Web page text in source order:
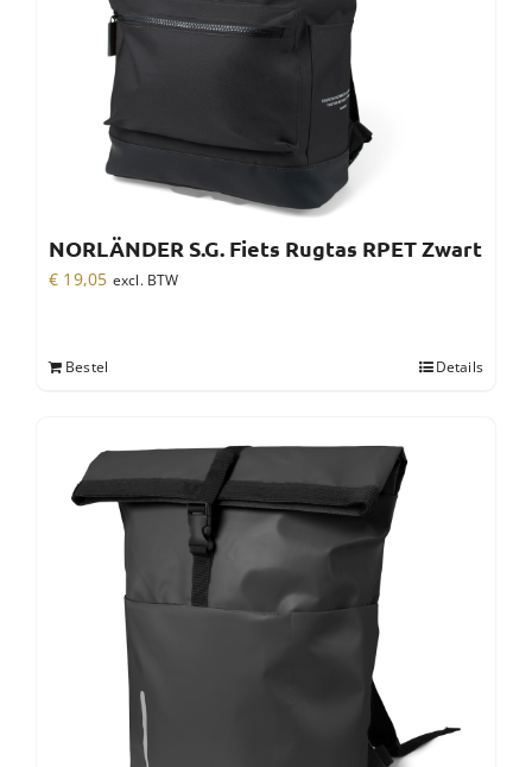
NORLÄNDER S.G. Fiets Rugtas RPET Zwart
€ 19,05 excl. BTW
Bestel Details